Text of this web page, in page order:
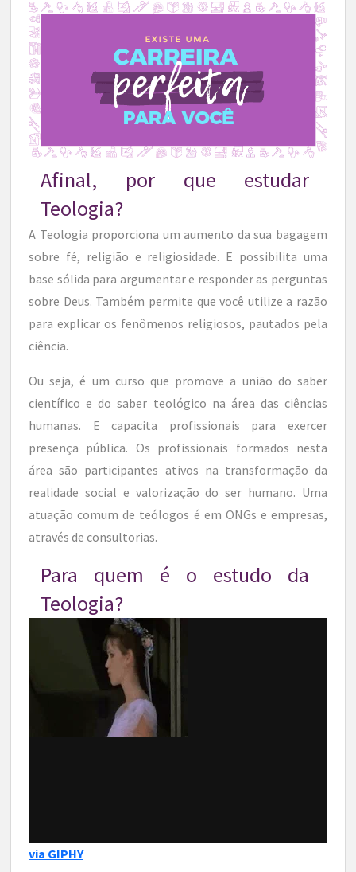
Afinal, por que estudar
Teologia?
A Teologia proporciona um aumento da sua bagagem
sobre fé, religião e religiosidade. E possibilita uma
base sólida para argumentar e responder as perguntas
sobre Deus. Também permite que você utilize a razão
para explicar os fenômenos religiosos, pautados pela
ciência.
Ou seja, é um curso que promove a união do saber
científico e do saber teológico na área das ciências
humanas. E capacita profissionais para exercer
presença pública. Os profissionais formados nesta
área são participantes ativos na transformação da
realidade social e valorização do ser humano. Uma
atuação comum de teólogos é em ONGs e empresas,
através de consultorias.
Para quem é o estudo da
Teologia?
via GIPHY